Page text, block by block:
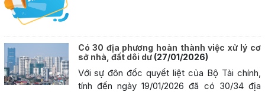
Có 30 địa phương hoàn thành việc xử lý cơ
sở nhà, đất dôi dư (27/01/2026)
Với sự đôn đốc quyết liệt của Bộ Tài chính,
tính đến ngày 19/01/2026 đã có 30/34 địa